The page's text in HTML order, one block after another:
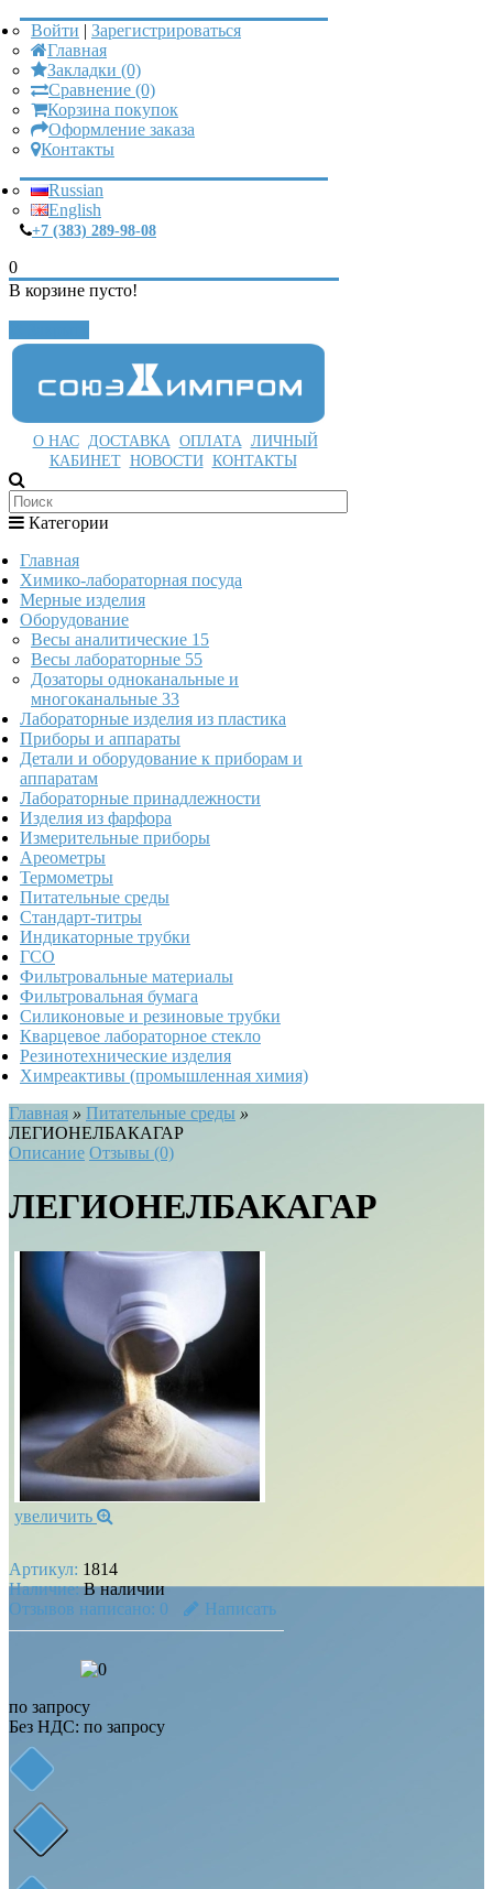
Войти | Зарегистрироваться
Главная
Закладки (0)
Сравнение (0)
Корзина покупок
Оформление заказа
Контакты
Russian
English
+7 (383) 289-98-08
0
В корзине пусто!
О НАС ДОСТАВКА ОПЛАТА ЛИЧНЫЙ
КАБИНЕТ НОВОСТИ КОНТАКТЫ
Категории
Главная
Химико-лабораторная посуда
Мерные изделия
Оборудование
Весы аналитические 15
Весы лабораторные 55
Дозаторы одноканальные и
многоканальные 33
Лабораторные изделия из пластика
Приборы и аппараты
Детали и оборудование к приборам и
аппаратам
Лабораторные принадлежности
Изделия из фарфора
Измерительные приборы
Ареометры
Термометры
Питательные среды
Стандарт-титры
Индикаторные трубки
ГСО
Фильтровальные материалы
Фильтровальная бумага
Силиконовые и резиновые трубки
Кварцевое лабораторное стекло
Резинотехнические изделия
Химреактивы (промышленная химия)
Главная » Питательные среды »
ЛЕГИОНЕЛБАКАГАР
Описание Отзывы (0)
ЛЕГИОНЕЛБАКАГАР
увеличить
Артикул: 1814
Наличие:В наличии
Отзывов написано: 0 Написать
по запросу
Без НДС: по запросу